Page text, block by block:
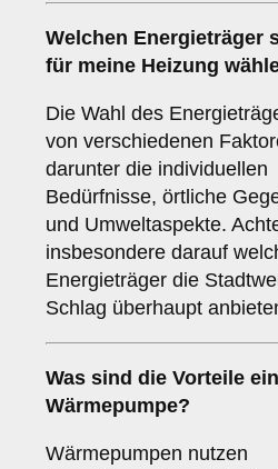
Welchen Energieträger
für meine Heizung
Die Wahl des
von verschiedenen
darunter die individuellen
Bedürfnisse, örtliche
und Umweltaspekte.
insbesondere darauf
Energieträger die
Schlag überhaupt
Was sind die Vorteile
Wärmepumpe?
Wärmepumpen nutzen